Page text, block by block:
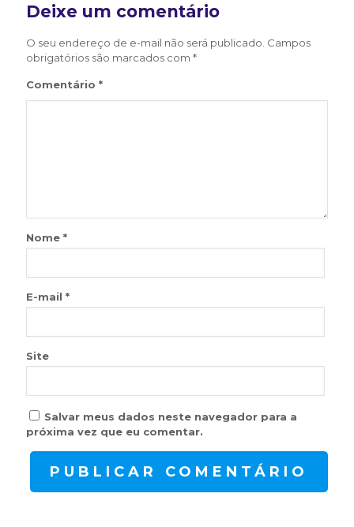
Deixe um comentário
O seu endereço de e-mail não será publicado. Campos
obrigatórios são marcados com *
Comentário *
Nome *
E-mail *
Site
Salvar meus dados neste navegador para a
próxima vez que eu comentar.